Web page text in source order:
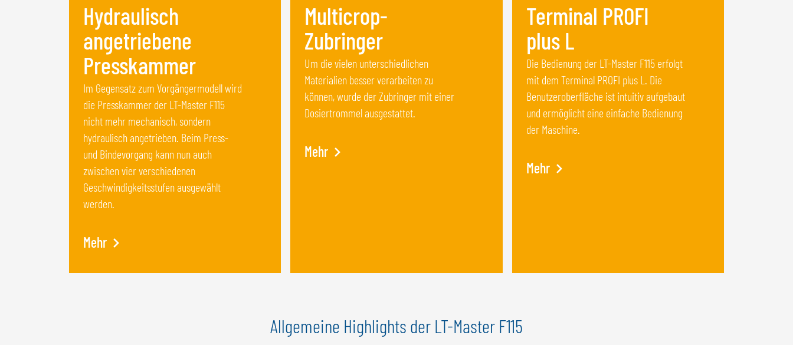
Hydraulisch
angetriebene
Presskammer
Im Gegensatz zum Vorgängermodell wird
die Presskammer der LT-Master F115
nicht mehr mechanisch, sondern
hydraulisch angetrieben. Beim Press-
und Bindevorgang kann nun auch
zwischen vier verschiedenen
Geschwindigkeitsstufen ausgewählt
werden.
Mehr
Multicrop-
Zubringer
Um die vielen unterschiedlichen
Materialien besser verarbeiten zu
können, wurde der Zubringer mit einer
Dosiertrommel ausgestattet.
Mehr
Terminal PROFI
plus L
Die Bedienung der LT-Master F115 erfolgt
mit dem Terminal PROFI plus L. Die
Benutzeroberfläche ist intuitiv aufgebaut
und ermöglicht eine einfache Bedienung
der Maschine.
Mehr
Allgemeine Highlights der LT-Master F115